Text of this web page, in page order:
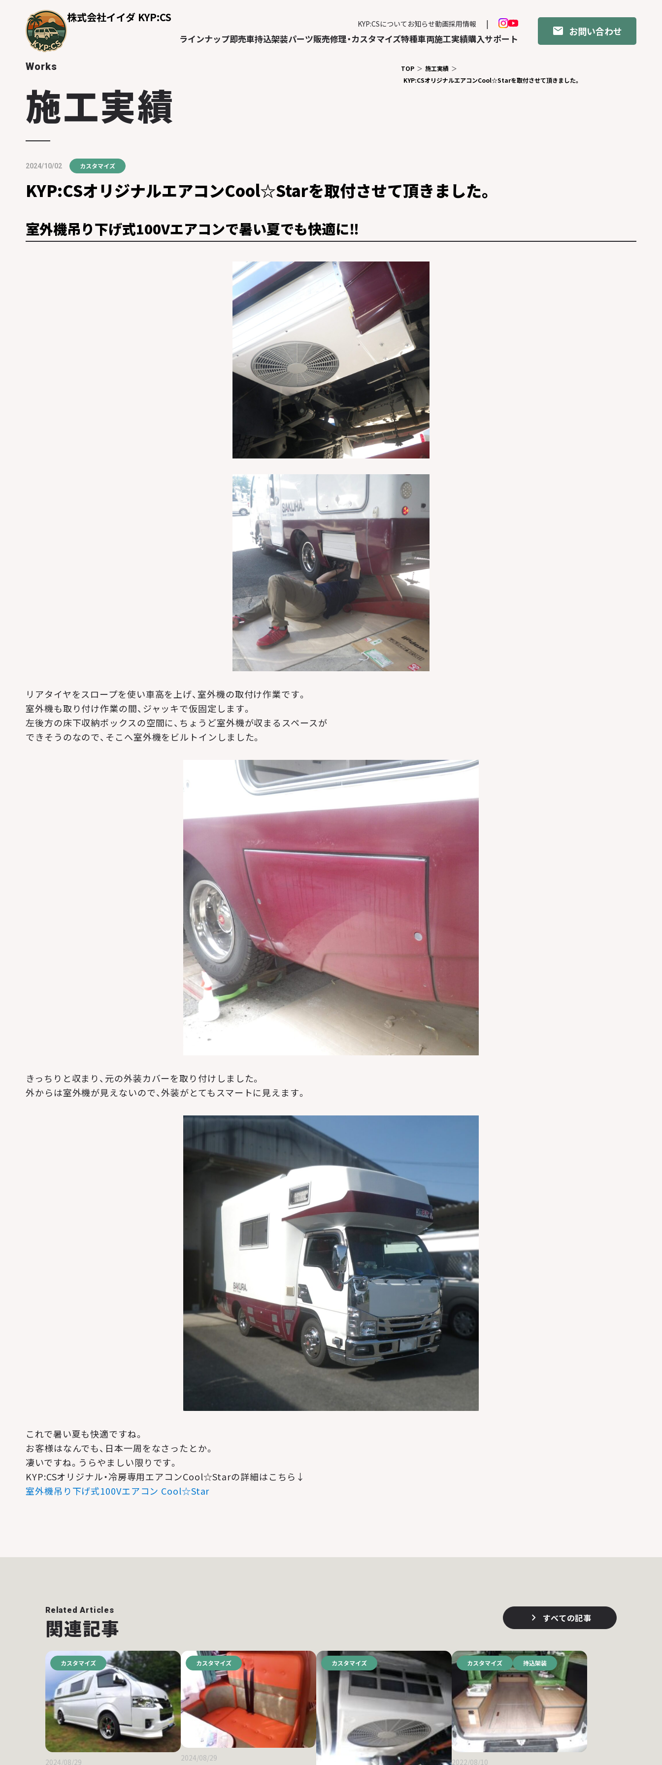
株式会社イイダ KYP:CS
ラインナップ即売車持込架装パーツ販売修理・カスタマイズ特種車両施工実績購入サポート
KYP:CSについて お知らせ動画採用情報
お問い合わせ
Works TOP
施工実績
KYP:CSオリジナルエアコンCool☆Starを取付させて頂きました。
施工実績
2024/10/02 カスタマイズ
KYP:CSオリジナルエアコンCool☆Starを取付させて頂きました。
室外機吊り下げ式100Vエアコンで暑い夏でも快適に‼
リアタイヤをスロープを使い車高を上げ、室外機の取付け作業です。
室外機も取り付け作業の間、ジャッキで仮固定します。
左後方の床下収納ボックスの空間に、ちょうど室外機が収まるスペースが
できそうのなので、そこへ室外機をビルトインしました。
きっちりと収まり、元の外装カバーを取り付けしました。
外からは室外機が見えないので、外装がとてもスマートに見えます。
これで暑い夏も快適ですね。
お客様はなんでも、日本一周をなさったとか。
凄いですね。うらやましい限りです。
KYP:CSオリジナル・冷房専用エアコンCool☆Starの詳細はこちら↓
室外機吊り下げ式100Vエアコン Cool☆Star
Related Articles
関連記事 すべての記事
カスタマイズ
2024/08/29
カスタマイズ
2024/08/29
カスタマイズ カスタマイズ 持込架装
2022/08/10